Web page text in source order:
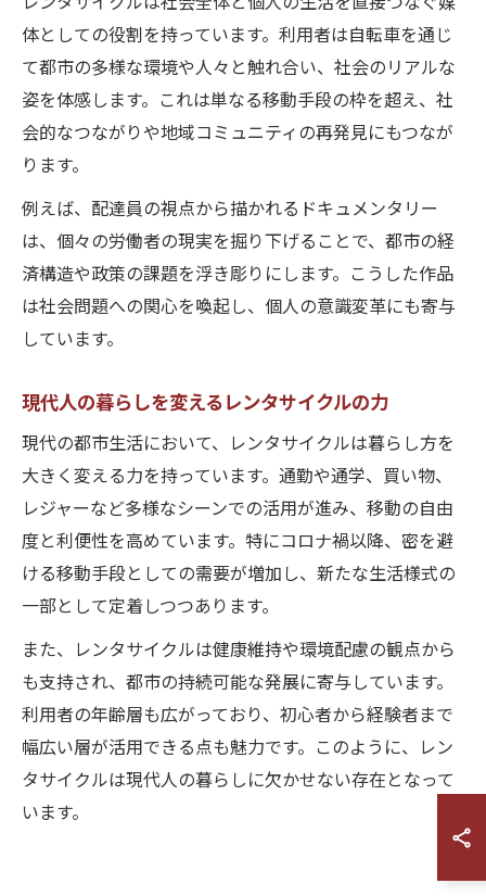
体としての役割を持っています。利用者は自転車を通じ
て都市の多様な環境や人々と触れ合い、社会のリアルな
姿を体感します。これは単なる移動手段の枠を超え、社
会的なつながりや地域コミュニティの再発見にもつなが
ります。
例えば、配達員の視点から描かれるドキュメンタリー
は、個々の労働者の現実を掘り下げることで、都市の経
済構造や政策の課題を浮き彫りにします。こうした作品
は社会問題への関心を喚起し、個人の意識変革にも寄与
しています。
現代人の暮らしを変えるレンタサイクルの力
現代の都市生活において、レンタサイクルは暮らし方を
大きく変える力を持っています。通勤や通学、買い物、
レジャーなど多様なシーンでの活用が進み、移動の自由
度と利便性を高めています。特にコロナ禍以降、密を避
ける移動手段としての需要が増加し、新たな生活様式の
一部として定着しつつあります。
また、レンタサイクルは健康維持や環境配慮の観点から
も支持され、都市の持続可能な発展に寄与しています。
利用者の年齢層も広がっており、初心者から経験者まで
幅広い層が活用できる点も魅力です。このように、レン
タサイクルは現代人の暮らしに欠かせない存在となって
います。